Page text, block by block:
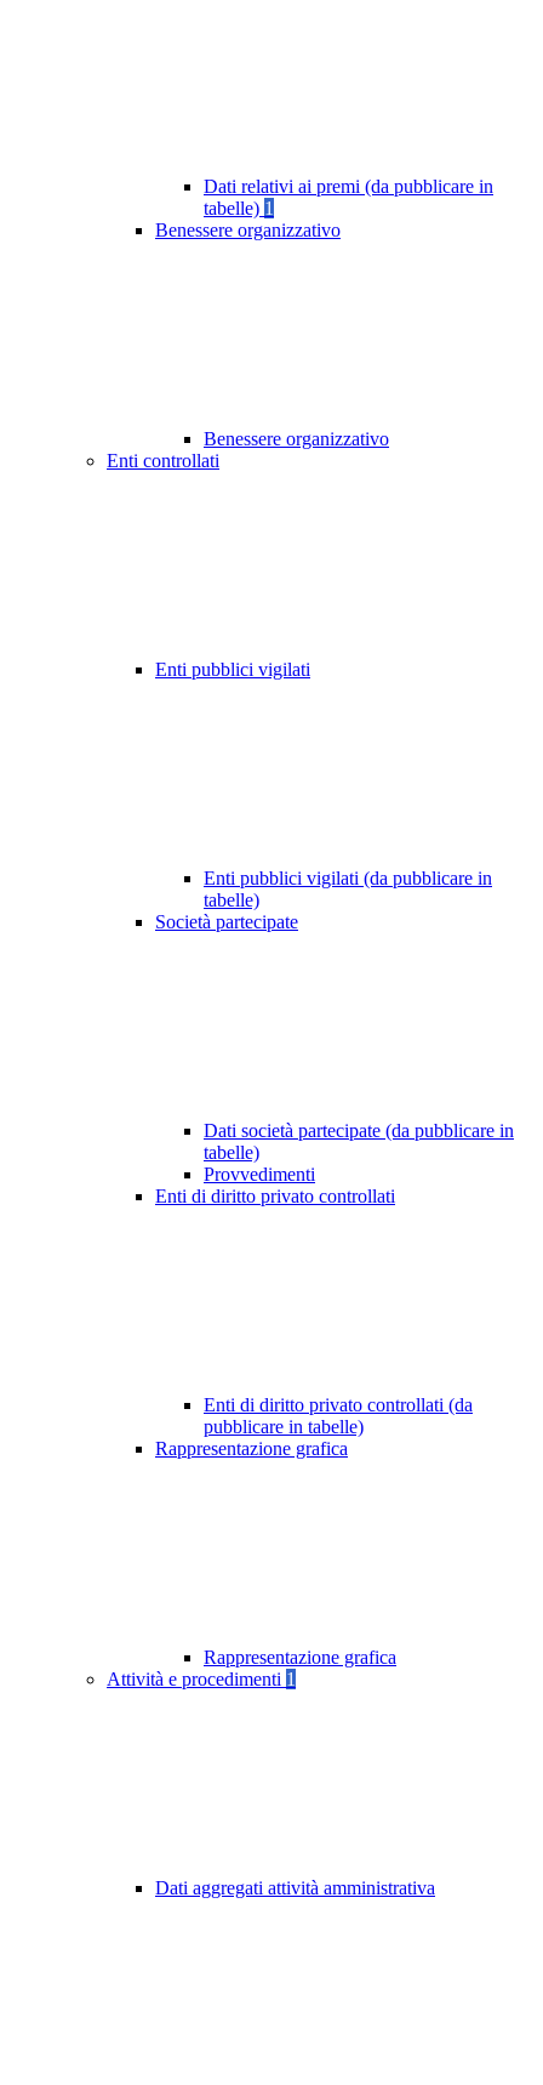
Dati relativi ai premi (da pubblicare in
tabelle) 1
Benessere organizzativo
Benessere organizzativo
Enti controllati
Enti pubblici vigilati
Enti pubblici vigilati (da pubblicare in
tabelle)
Società partecipate
Dati società partecipate (da pubblicare in
tabelle)
Provvedimenti
Enti di diritto privato controllati
Enti di diritto privato controllati (da
pubblicare in tabelle)
Rappresentazione grafica
Rappresentazione grafica
Attività e procedimenti 1
Dati aggregati attività amministrativa